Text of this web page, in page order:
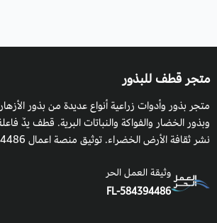
متجر قطف للبذور
متجر بذور وأدوات زراعية أنواع عديدة من بذور
وبذور الخضار والفواكة والنباتات البرية. قطف يدٌ
نشر ثقافة الأرض الخضراء. توثيق منصة اعمال 584394486- FL
وثيقة العمل الحر
FL-584394486